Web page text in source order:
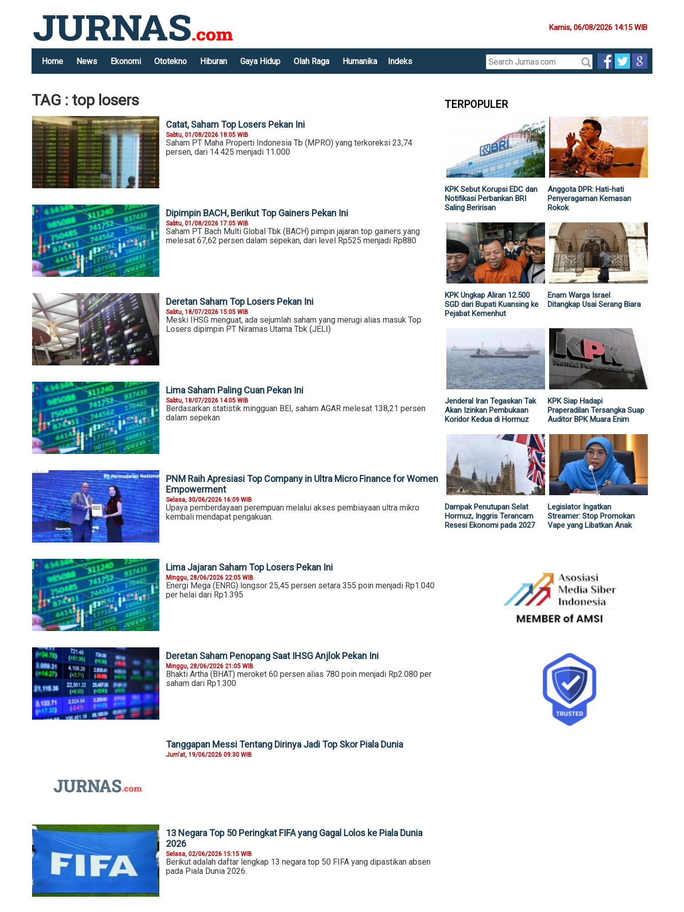
Kamis, 06/08/2026 14:15 WIB
Home News Ekonomi Ototekno Hiburan Gaya Hidup Olah Raga Humanika Indeks
TAG : top losers
Catat, Saham Top Losers Pekan Ini
Sabtu, 01/08/2026 18:05 WIB
Saham PT Maha Properti Indonesia Tb (MPRO) yang terkoreksi 23,74
persen, dari 14.425 menjadi 11.000
Dipimpin BACH, Berikut Top Gainers Pekan Ini
Sabtu, 01/08/2026 17:05 WIB
Saham PT Bach Multi Global Tbk (BACH) pimpin jajaran top gainers yang
melesat 67,62 persen dalam sepekan, dari level Rp525 menjadi Rp880
Deretan Saham Top Losers Pekan Ini
Sabtu, 18/07/2026 15:05 WIB
Meski IHSG menguat, ada sejumlah saham yang merugi alias masuk Top
Losers dipimpin PT Niramas Utama Tbk (JELI)
Lima Saham Paling Cuan Pekan Ini
Sabtu, 18/07/2026 14:05 WIB
Berdasarkan statistik mingguan BEI, saham AGAR melesat 138,21 persen
dalam sepekan
PNM Raih Apresiasi Top Company in Ultra Micro Finance for Women
Empowerment
Selasa, 30/06/2026 16:09 WIB
Upaya pemberdayaan perempuan melalui akses pembiayaan ultra mikro
kembali mendapat pengakuan.
Lima Jajaran Saham Top Losers Pekan Ini
Minggu, 28/06/2026 22:05 WIB
Energi Mega (ENRG) longsor 25,45 persen setara 355 poin menjadi Rp1.040
per helai dari Rp1.395
Deretan Saham Penopang Saat IHSG Anjlok Pekan Ini
Minggu, 28/06/2026 21:05 WIB
Bhakti Artha (BHAT) meroket 60 persen alias 780 poin menjadi Rp2.080 per
saham dari Rp1.300
Tanggapan Messi Tentang Dirinya Jadi Top Skor Piala Dunia
Jum'at, 19/06/2026 09:30 WIB
13 Negara Top 50 Peringkat FIFA yang Gagal Lolos ke Piala Dunia
2026
Selasa, 02/06/2026 15:15 WIB
Berikut adalah daftar lengkap 13 negara top 50 FIFA yang dipastikan absen
pada Piala Dunia 2026.
TERPOPULER
KPK Sebut Korupsi EDC dan
Notifikasi Perbankan BRI
Saling Beririsan
Anggota DPR: Hati-hati
Penyeragaman Kemasan
Rokok
KPK Ungkap Aliran 12.500
SGD dari Bupati Kuansing ke
Pejabat Kemenhut
Enam Warga Israel
Ditangkap Usai Serang Biara
Jenderal Iran Tegaskan Tak
Akan Izinkan Pembukaan
Koridor Kedua di Hormuz
KPK Siap Hadapi
Praperadilan Tersangka Suap
Auditor BPK Muara Enim
Dampak Penutupan Selat
Hormuz, Inggris Terancam
Resesi Ekonomi pada 2027
Legislator Ingatkan
Streamer: Stop Promokan
Vape yang Libatkan Anak